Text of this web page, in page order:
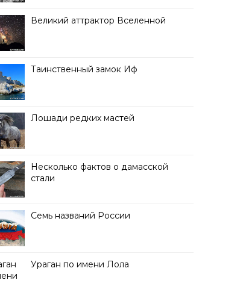
Великий аттрактор Вселенной
Таинственный замок Иф
Лошади редких мастей
Несколько фактов о дамасской
стали
Семь названий России
Ураган по имени Лола